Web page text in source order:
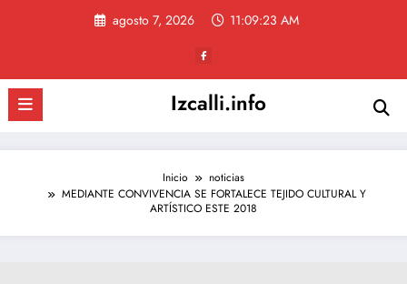
agosto 7, 2026 11:09:24 AM
Izcalli.info
Inicio
noticias
MEDIANTE CONVIVENCIA SE FORTALECE TEJIDO CULTURAL Y
ARTÍSTICO ESTE 2018